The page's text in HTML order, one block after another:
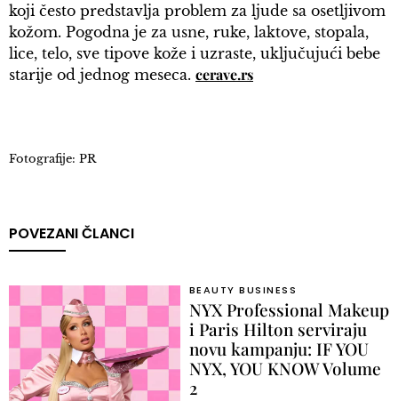
koji često predstavlja problem za ljude sa osetljivom
kožom. Pogodna je za usne, ruke, laktove, stopala,
lice, telo, sve tipove kože i uzraste, uključujući bebe
starije od jednog meseca. cerave.rs
Fotografije: PR
POVEZANI ČLANCI
BEAUTY BUSINESS
NYX Professional Makeup
i Paris Hilton serviraju
novu kampanju: IF YOU
NYX, YOU KNOW Volume
2